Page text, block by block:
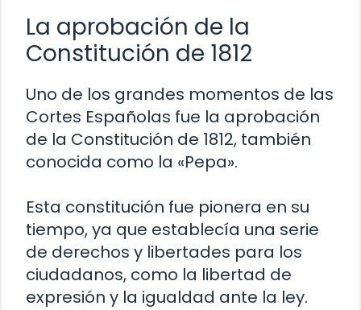
La aprobación de la
Constitución de 1812
Uno de los grandes momentos de las
Cortes Españolas fue la aprobación
de la Constitución de 1812, también
conocida como la «Pepa».
Esta constitución fue pionera en su
tiempo, ya que establecía una serie
de derechos y libertades para los
ciudadanos, como la libertad de
expresión y la igualdad ante la ley.